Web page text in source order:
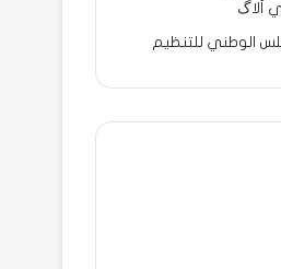
ألاگ
الوطني للتنظيم